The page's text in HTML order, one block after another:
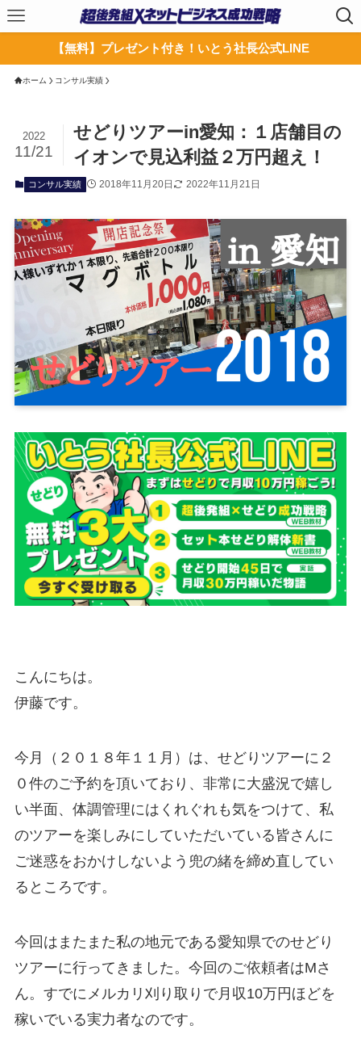
【無料】プレゼント付き！いとう社長公式LINE
ホーム コンサル実績
せどりツアーin愛知：１店舗目の
イオンで見込利益２万円超え！
2022
11/21
コンサル実績 2018年11月20日 2022年11月21日
こんにちは。
伊藤です。
今月（２０１８年１１月）は、せどりツアーに２
０件のご予約を頂いており、非常に大盛況で嬉し
い半面、体調管理にはくれぐれも気をつけて、私
のツアーを楽しみにしていただいている皆さんに
ご迷惑をおかけしないよう兜の緒を締め直してい
るところです。
今回はまたまた私の地元である愛知県でのせどり
ツアーに行ってきました。今回のご依頼者はMさ
ん。すでにメルカリ刈り取りで月収10万円ほどを
稼いでいる実力者なのです。